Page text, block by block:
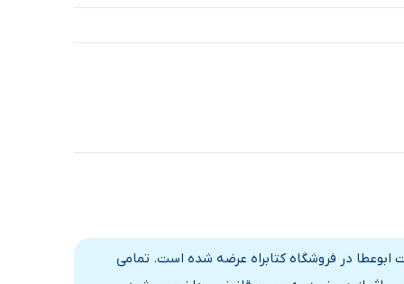
ابوعطا در فروشگاه کتابراه عرضه شده است. تمامی